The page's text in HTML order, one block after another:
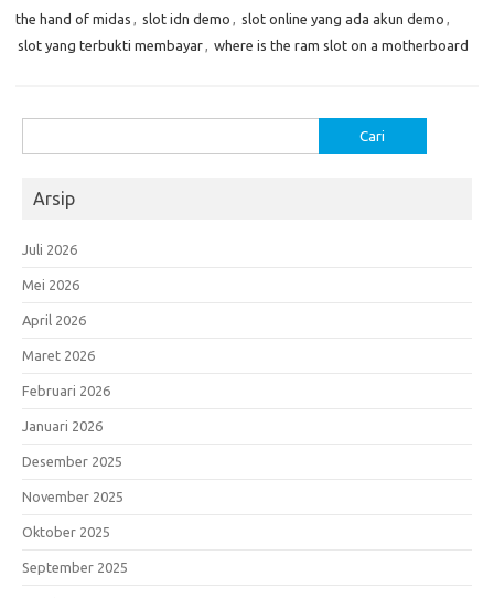
the hand of midas , slot idn demo , slot online yang ada akun demo ,
slot yang terbukti membayar, where is the ram slot on a motherboard
untuk:
Arsip
Juli 2026
Mei 2026
April 2026
Maret 2026
Februari 2026
Januari 2026
Desember 2025
November 2025
Oktober 2025
September 2025